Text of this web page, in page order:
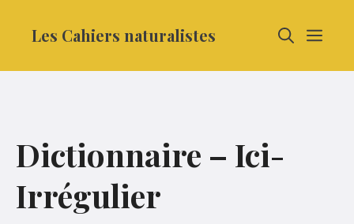
Les Cahiers naturalistes
Dictionnaire – Ici-
Irrégulier